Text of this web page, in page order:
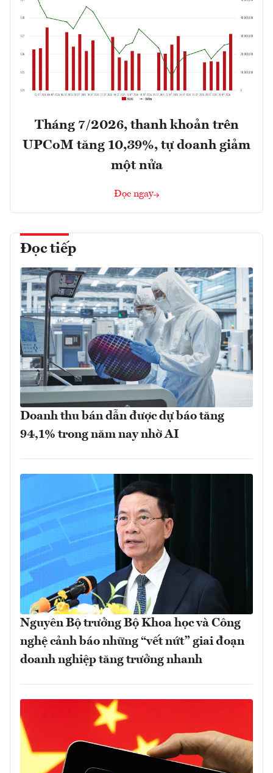
Tháng 7/2026, thanh khoản trên
UPCoM tăng 10,39%, tự doanh giảm
một nửa
Đọc ngay
Đọc tiếp
Doanh thu bán dẫn được dự báo tăng
94,1% trong năm nay nhờ AI
Nguyên Bộ trưởng Bộ Khoa học và Công
nghệ cảnh báo những “vết nứt” giai đoạn
doanh nghiệp tăng trưởng nhanh